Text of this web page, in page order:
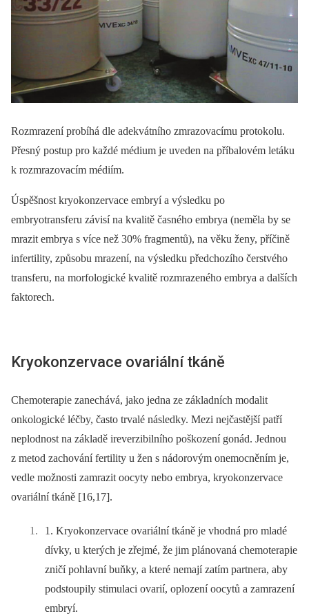
Rozmrazení probíhá dle adekvátního zmrazovacímu protokolu.
Přesný postup pro každé médium je uveden na příbalovém letáku
k rozmrazovacím médiím.
Úspěšnost kryokonzervace embryí a výsledku po
embryotransferu závisí na kvalitě časného embrya (neměla by se
mrazit embrya s více než 30% fragmentů), na věku ženy, příčině
infertility, způsobu mrazení, na výsledku předchozího čerstvého
transferu, na morfologické kvalitě rozmrazeného embrya a dalších
faktorech.
Kryokonzervace ovariální tkáně
Chemoterapie zanechává, jako jedna ze základních modalit
onkologické léčby, často trvalé následky. Mezi nejčastější patří
neplodnost na základě ireverzibilního poškození gonád. Jednou
z metod zachování fertility u žen s nádorovým onemocněním je,
vedle možnosti zamrazit oocyty nebo embrya, kryokonzervace
ovariální tkáně [16,17].
1. Kryokonzervace ovariální tkáně je vhodná pro mladé
dívky, u kterých je zřejmé, že jim plánovaná chemoterapie
zničí pohlavní buňky, a které nemají zatím partnera, aby
podstoupily stimulaci ovarií, oplození oocytů a zamrazení
embryí.